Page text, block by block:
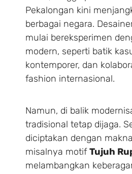
Pekalongan kini
berbagai negara.
mulai bereksperimen
modern, seperti batik
kontemporer, dan
fashion internasional.
Namun, di balik
tradisional tetap dijaga.
diciptakan dengan
misalnya motifTujuh
melambangkan